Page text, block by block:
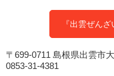
『出雲ぜん
〒699-0711 島根県出雲市
0853-31-4381